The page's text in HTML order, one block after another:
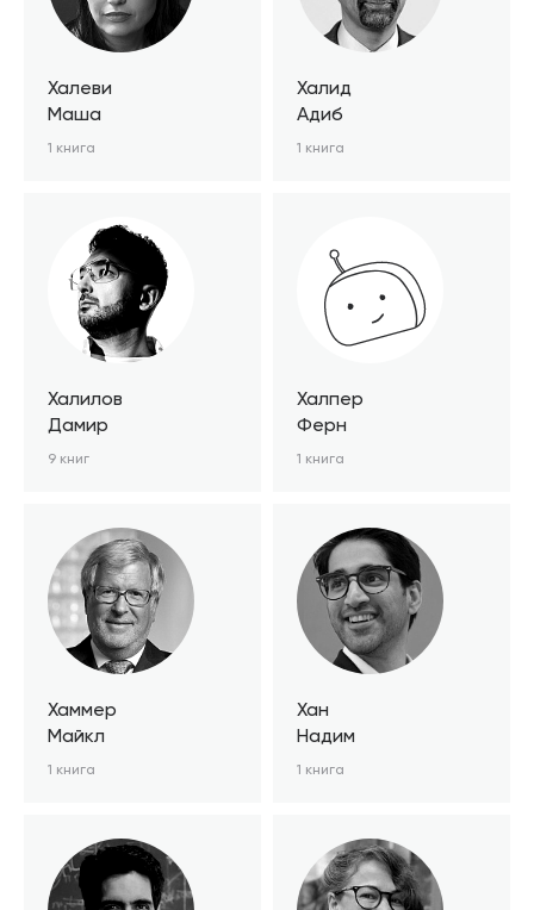
Халеви
Маша
1 книга
Халид
Адиб
1 книга
Халилов
Дамир
9 книг
Халпер
Ферн
1 книга
Хаммер
Майкл
1 книга
Хан
Надим
1 книга